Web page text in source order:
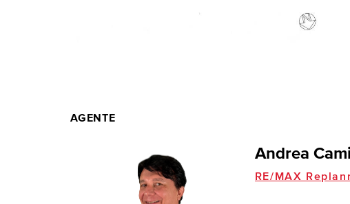
AGENTE
Andrea
RE/MAX